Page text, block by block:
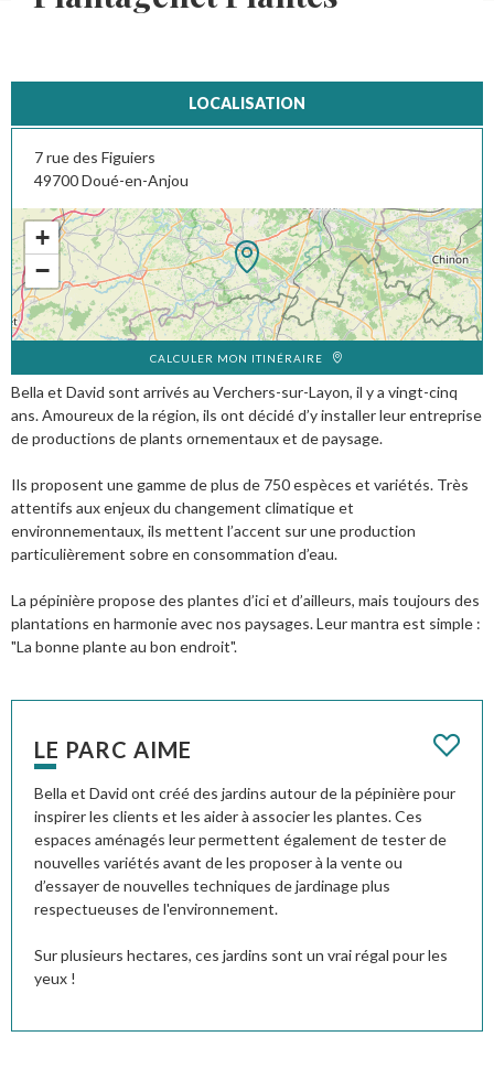
Bella et David sont arrivés au Verchers-sur-Layon, il y a vingt-cinq
ans. Amoureux de la région, ils ont décidé d’y installer leur entreprise
de productions de plants ornementaux et de paysage.
Ils proposent une gamme de plus de 750 espèces et variétés. Très
attentifs aux enjeux du changement climatique et
environnementaux, ils mettent l’accent sur une production
particulièrement sobre en consommation d’eau.
La pépinière propose des plantes d’ici et d’ailleurs, mais toujours des
plantations en harmonie avec nos paysages. Leur mantra est simple :
"La bonne plante au bon endroit".
LE PARC AIME
Bella et David ont créé des jardins autour de la pépinière pour
inspirer les clients et les aider à associer les plantes. Ces
espaces aménagés leur permettent également de tester de
nouvelles variétés avant de les proposer à la vente ou
d’essayer de nouvelles techniques de jardinage plus
respectueuses de l'environnement.
Sur plusieurs hectares, ces jardins sont un vrai régal pour les
yeux !
LOCALISATION
7 rue des Figuiers
49700Doué-en-Anjou
+
−
CALCULER MON ITINÉRAIRE